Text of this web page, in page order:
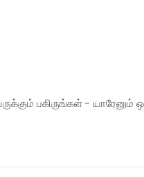
பகிருங்கள் - யாரேனும்